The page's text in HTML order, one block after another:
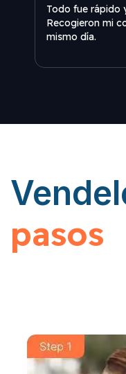
Todo fue rápido
Recogieron mi
mismo día.
pasos